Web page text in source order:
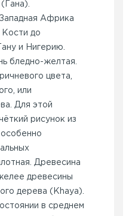
Западная Африка
Кости до
и Нигерию.
бледно-желтая.
цвета,
или
Для этой
рисунок из
Древесина
древесины
дерева (Khaya).
в среднем